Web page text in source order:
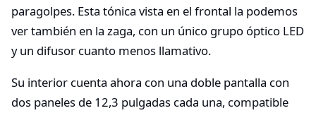
paragolpes. Esta tónica vista en el frontal la podemos
ver también en la zaga, con un único grupo óptico LED
y un difusor cuanto menos llamativo.
Su interior cuenta ahora con una doble pantalla con
dos paneles de 12,3 pulgadas cada una, compatible